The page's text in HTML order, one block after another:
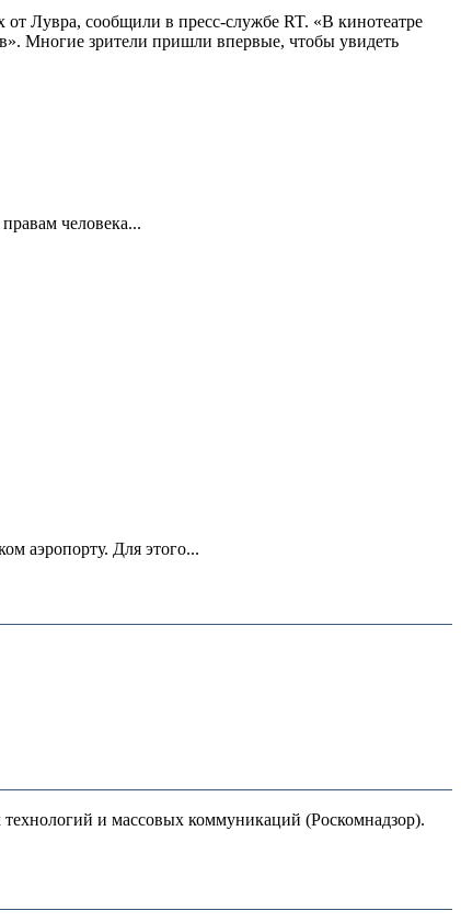
Лувра, сообщили в пресс-службе RT. «В кинотеатре
Многие зрители пришли впервые, чтобы увидеть
человека...
аэропорту. Для этого...
и массовых коммуникаций (Роскомнадзор).